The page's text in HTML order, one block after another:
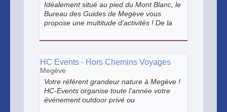
Idéalement situé au pied du Mont Blanc, le
Bureau des Guides de Megève vous
propose une multitude d’activités ! De la
ascensions sportives il y en a pour tous
guider !
HC Events - Hors Chemins Voyages
Megève
Votre référent grandeur nature à Megève !
HC-Events organise toute l’année votre
événement outdoor privé ou